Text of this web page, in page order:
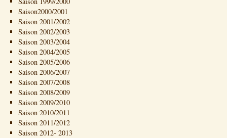
Saison2000/2001
Saison 2001/2002
Saison 2002/2003
Saison 2003/2004
Saison 2004/2005
Saison 2005/2006
Saison 2006/2007
Saison 2007/2008
Saison 2008/2009
Saison 2009/2010
Saison 2010/2011
Saison 2011/2012
Saison 2012- 2013